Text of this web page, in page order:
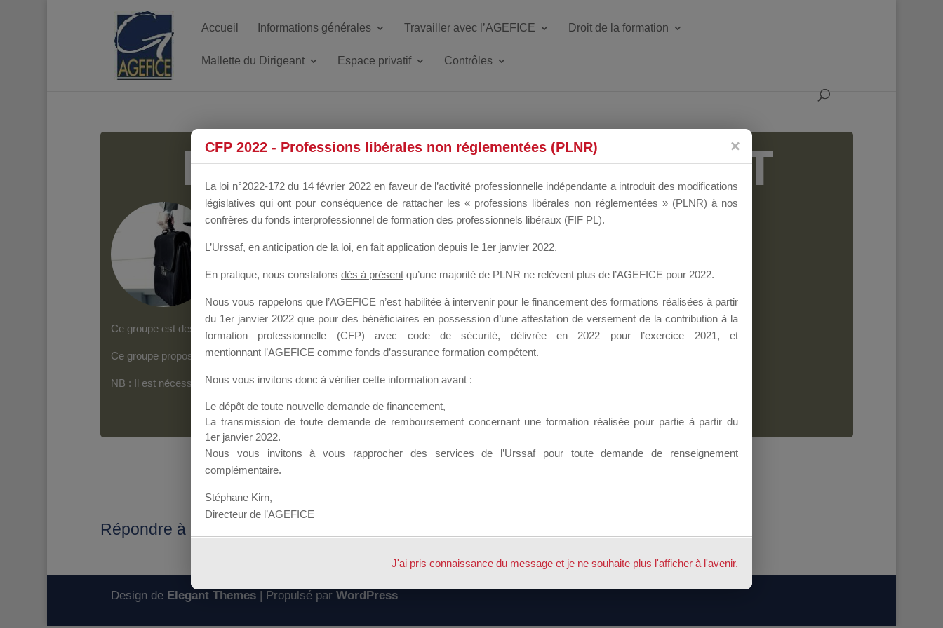
Accueil Informations générales Travailler avec l’AGEFICE Droit de la formation
Mallette du Dirigeant Espace privatif Contrôles
MALLETTE DU DIRIGEANT
Groupe Public il y a un mois
Ce groupe est destiné aux Organismes de Formation qui souhaitent répondre à l’Appel à Propositions Mallette du Dirigeant.
Ce groupe propose un forum dédié au support sur lequel il est possible de laisser un message ou poser une question.
NB : Il est nécessaire d’êtreinscrit(e)pour pouvoir rejoindre ce groupe
Répondre à : information globale pour les OF
Design de Elegant Themes| Propulsé par WordPress
CFP 2022 - Professions libérales non réglementées (PLNR)
La loi n°2022-172 du 14 février 2022 en faveur de l’activité professionnelle indépendante a introduit des modifications
législatives qui ont pour conséquence de rattacher les « professions libérales non réglementées » (PLNR) à nos
confrères du fonds interprofessionnel de formation des professionnels libéraux (FIF PL).
L’Urssaf, en anticipation de la loi, en fait application depuis le 1er janvier 2022.
En pratique, nous constatons dès à présent qu’une majorité de PLNR ne relèvent plus de l’AGEFICE pour 2022.
Nous vous rappelons que l’AGEFICE n’est habilitée à intervenir pour le financement des formations réalisées à partir
du 1er janvier 2022 que pour des bénéficiaires en possession d’une attestation de versement de la contribution à la
formation professionnelle (CFP) avec code de sécurité, délivrée en 2022 pour l’exercice 2021, et
mentionnant l’AGEFICE comme fonds d’assurance formation compétent.
Nous vous invitons donc à vérifier cette information avant :
Le dépôt de toute nouvelle demande de financement,
La transmission de toute demande de remboursement concernant une formation réalisée pour partie à partir du
1er janvier 2022.
Nous vous invitons à vous rapprocher des services de l’Urssaf pour toute demande de renseignement
complémentaire.
Stéphane Kirn,
Directeur de l’AGEFICE
J'ai pris connaissance du message et je ne souhaite plus l'afficher à l'avenir.